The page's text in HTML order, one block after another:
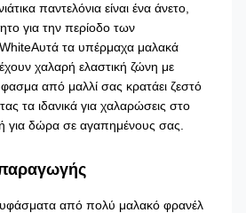
παντελόνια είναι ένα άνετο,
για την περίοδο των
τα υπέρμαχα μαλακά
χαλαρή ελαστική ζώνη με
από μαλλί σας κρατάει ζεστό
τα ιδανικά για χαλαρώσεις στο
ή για δώρα σε αγαπημένους σας.
από πολύ μαλακό φρανέλ